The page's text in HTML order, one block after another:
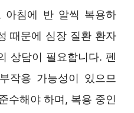
아침에 반 알씩 복용하
때문에 심장 질환 환자
상담이 필요합니다. 펜
작용 가능성이 있으므
수해야 하며, 복용 중인